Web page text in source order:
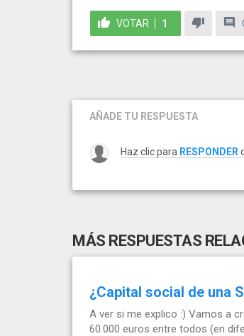
VOTAR 1
AÑADE TU RESPUESTA
Haz clic para RESPONDER
MÁS RESPUESTAS
¿Capital social de una
A ver si me explico :) Vamos a
60.000 euros entre todos (en